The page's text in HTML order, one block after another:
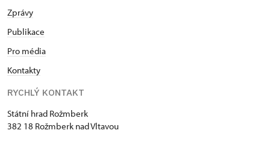
Zprávy
Publikace
Pro média
Kontakty
RYCHLÝ KONTAKT
Státní hrad Rožmberk
382 18 Rožmberk nad Vltavou